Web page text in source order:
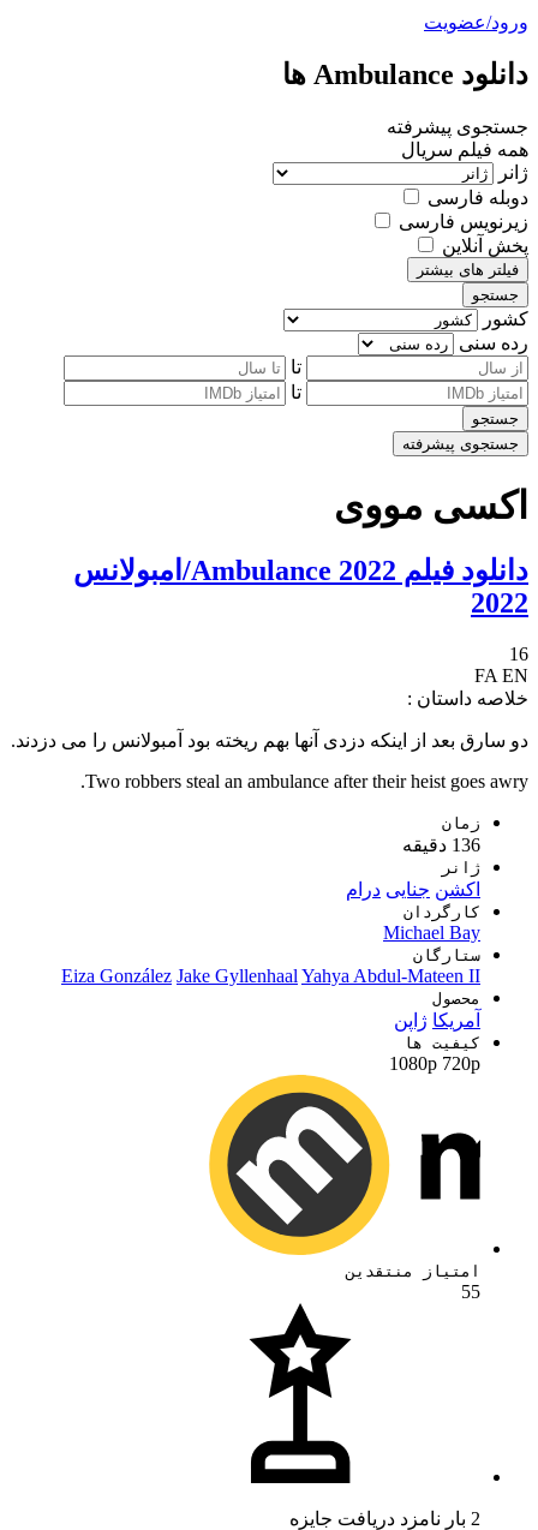
ورود/عضویت
دانلود Ambulance ها
جستجوی پیشرفته
همه فیلم سریال
ژانر
دوبله فارسی
زیرنویس فارسی
پخش آنلاین
فیلتر های بیشتر
جستجو
کشور
رده سنی
تا
تا
جستجو
جستجوی پیشرفته
اکسی مووی
دانلود فیلم Ambulance 2022/امبولانس
2022
16
FA EN
خلاصه داستان :
دو سارق بعد از اینکه دزدی آنها بهم ریخته بود آمبولانس را می دزدند.
Two robbers steal an ambulance after their heist goes awry.
زمان
136 دقیقه
ژانر
اکشن جنایی درام
کارگردان
Michael Bay
ستارگان
Eiza González Jake Gyllenhaal Yahya Abdul-Mateen II
محصول
آمریکا ژاپن
کیفیت ها
1080p 720p
امتیاز منتقدین
55
2 بار نامزد دریافت جایزه